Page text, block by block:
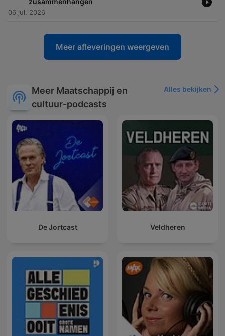
06 jul. 2026
Meer afleveringen weergeven
Meer Maatschappij en
cultuur-podcasts
Alles bekijken
De Jortcast Veldheren